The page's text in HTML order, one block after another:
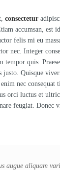
consectetur
accumsan, est
felis mi eu
nec. Integer
tempor quis.
justo. Quisque
nec consequat
orci luctus et
feugiat. Donec
augue aliquam